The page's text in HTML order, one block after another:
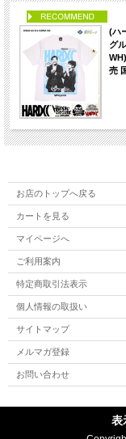
(ハ
グ
売
お店のトップへ戻る
カートを見る
マイページへ
ご利用案内
特定商取引法表示
個人情報の取扱い
サイトマップ
メルマガ登録
お問い合わせ
表